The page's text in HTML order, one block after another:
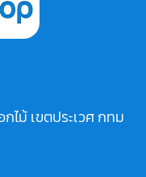
ไม้ เขตประเวศ กทม